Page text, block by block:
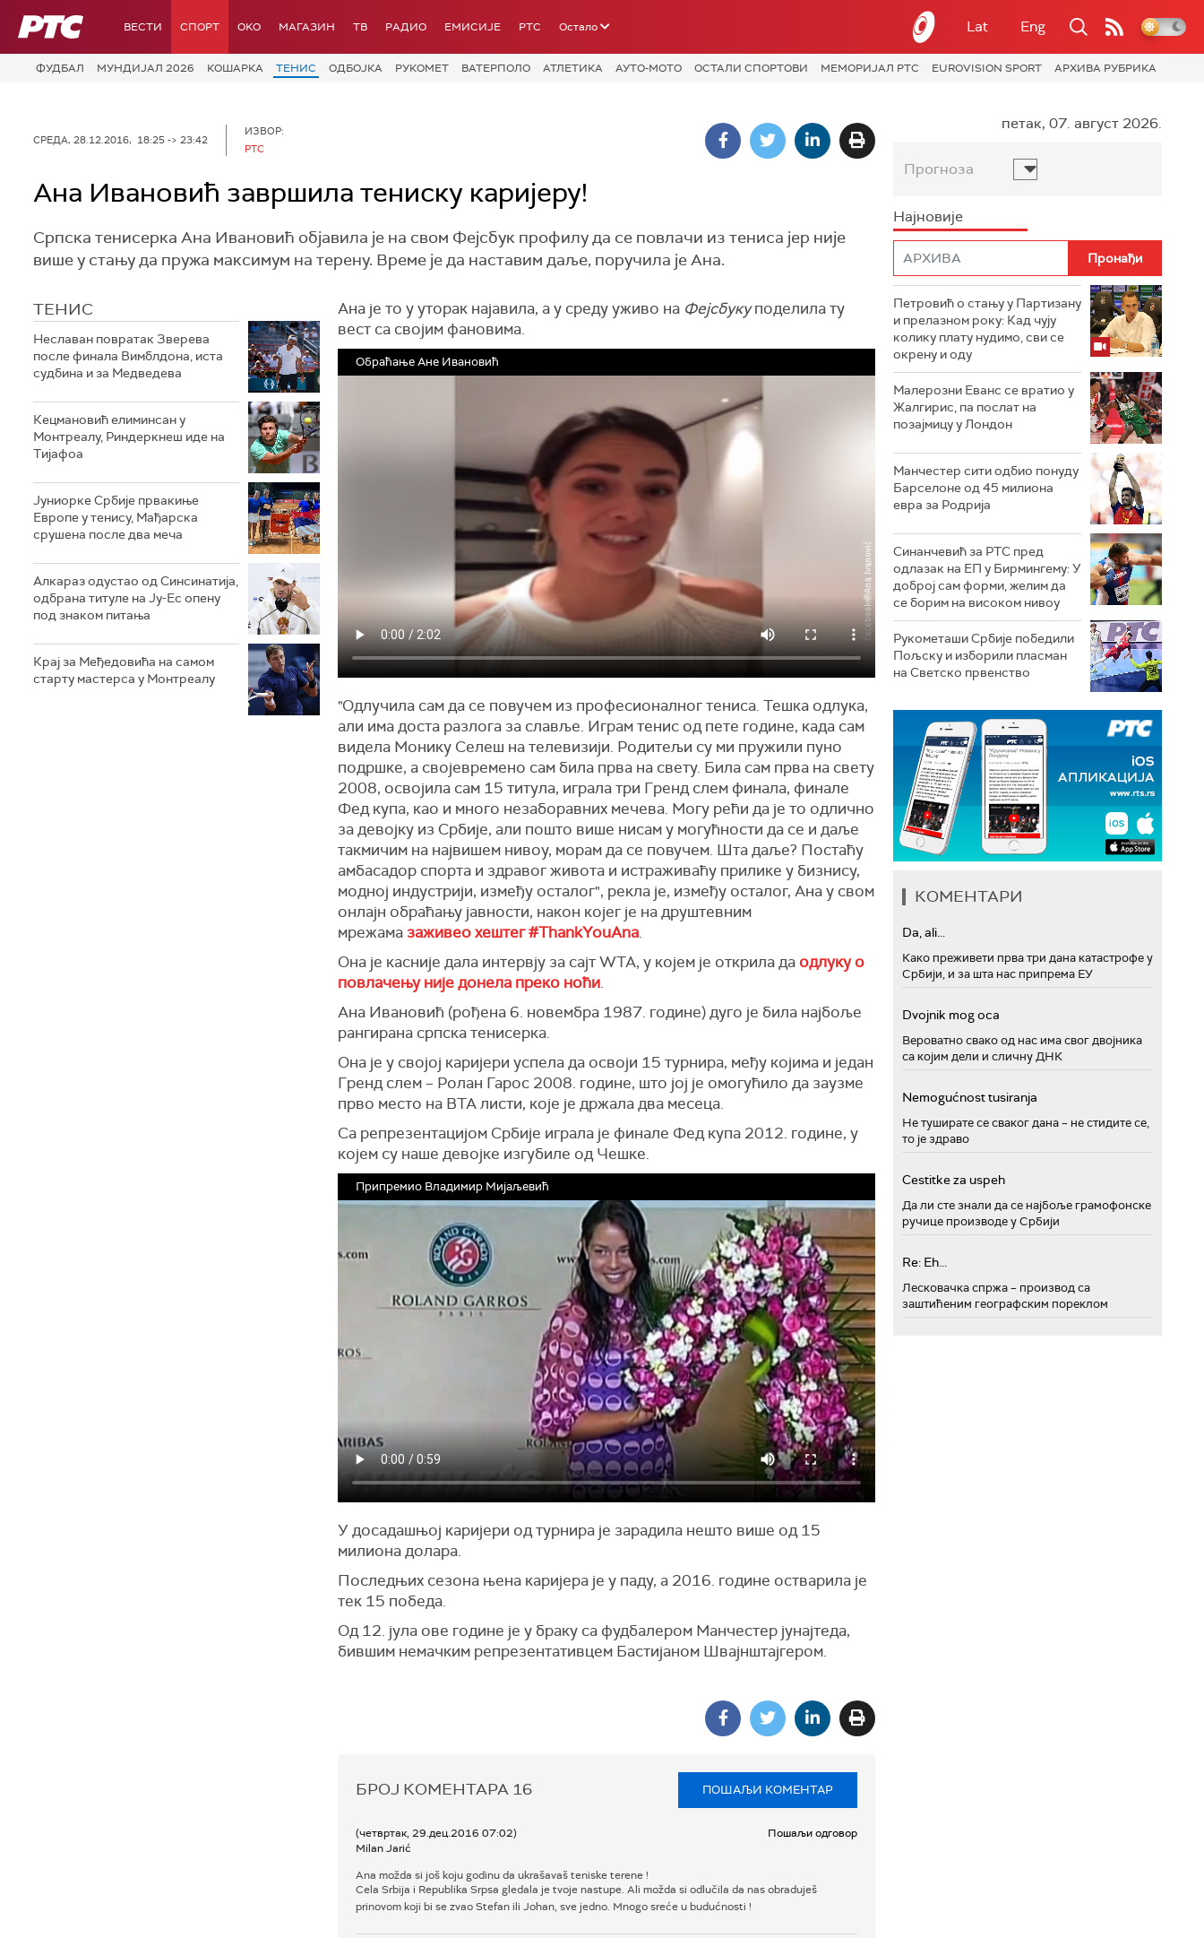
РТС ВЕСТИ СПОРТ OKO МАГАЗИН ТВ РАДИО ЕМИСИЈЕ РТС Остало Lat Eng
ФУДБАЛ МУНДИЈАЛ 2026 КОШАРКА ТЕНИС ОДБОЈКА РУКОМЕТ ВАТЕРПОЛО АТЛЕТИКА АУТО-МОТО ОСТАЛИ СПОРТОВИ МЕМОРИЈАЛ РТС EUROVISION SPORT АРХИВА РУБРИКА
СРЕДА, 28.12.2016, 18:25 -> 23:42
ИЗВОР:
РТС
Ана Ивановић завршила тениску каријеру!
Српска тенисерка Ана Ивановић објавила је на свом Фејсбук профилу да се повлачи из тениса јер није
више у стању да пружа максимум на терену. Време је да наставим даље, поручила је Ана.
ТЕНИС
Неславан повратак Зверева
после финала Вимблдона, иста
судбина и за Медведева
Кецмановић елиминсан у
Монтреалу, Риндеркнеш иде на
Тијафоа
Јуниорке Србије првакиње
Европе у тенису, Мађарска
срушена после два меча
Алкараз одустао од Синсинатија,
одбрана титуле на Ју-Ес опену
под знаком питања
Крај за Међедовића на самом
старту мастерса у Монтреалу
Ана је то у уторак најавила, а у среду уживо на Фејсбукуподелила ту
вест са својим фановима.
Обраћање Ане Ивановић
"Одлучила сам да се повучем из професионалног тениса. Тешка одлука,
али има доста разлога за славље. Играм тенис од пете године, када сам
видела Монику Селеш на телевизији. Родитељи су ми пружили пуно
подршке, а својевремено сам била прва на свету. Била сам прва на свету
2008, освојила сам 15 титула, играла три Гренд слем финала, финале
Фед купа, као и много незаборавних мечева. Могу рећи да је то одлично
за девојку из Србије, али пошто више нисам у могућности да се и даље
такмичим на највишем нивоу, морам да се повучем. Шта даље? Постаћу
амбасадор спорта и здравог живота и истраживаћу прилике у бизнису,
модној индустрији, између осталог", рекла је, између осталог, Ана у свом
онлајн обраћању јавности, након којег је на друштевним
мрежама заживео хештег #ThankYouAna.
Она је касније дала интервју за сајт WTA, у којем је открила да одлуку о
повлачењу није донела преко ноћи.
Ана Ивановић (рођена 6. новембра 1987. године) дуго је била најбоље
рангирана српска тенисерка.
Она је у својој каријери успела да освоји 15 турнира, међу којима и један
Гренд слем – Ролан Гарос 2008. године, што јој је омогућило да заузме
прво место на ВТА листи, које је држала два месеца.
Са репрезентацијом Србије играла је финале Фед купа 2012. године, у
којем су наше девојке изгубиле од Чешке.
Припремио Владимир Мијаљевић
У досадашњој каријери од турнира је зарадила нешто више од 15
милиона долара.
Последњих сезона њена каријера је у паду, а 2016. године остварила је
тек 15 победа.
Од 12. јула ове године је у браку са фудбалером Манчестер јунајтеда,
бившим немачким репрезентативцем Бастијаном Швајнштајгером.
БРОЈ КОМЕНТАРА 16 ПОШАЉИ КОМЕНТАР
(четвртак, 29.дец.2016 07:02)
Milan Jarić
Пошаљи одговор
Ana možda si još koju godinu da ukrašavaš teniske terene !
Cela Srbija i Republika Srpsa gledala je tvoje nastupe. Ali možda si odlučila da nas obraduješ
prinovom koji bi se zvao Stefan ili Johan, sve jedno. Mnogo sreće u budućnosti !
петак, 07. август 2026.
Прогноза
Најновије
Петровић о стању у Партизану
и прелазном року: Кад чују
колику плату нудимо, сви се
окрену и оду
Малерозни Еванс се вратио у
Жалгирис, па послат на
позајмицу у Лондон
Манчестер сити одбио понуду
Барселоне од 45 милиона
евра за Родрија
Синанчевић за РТС пред
одлазак на ЕП у Бирмингему: У
доброј сам форми, желим да
се борим на високом нивоу
Рукометаши Србије победили
Пољску и изборили пласман
на Светско првенство
КОМЕНТАРИ
Da, ali...
Како преживети прва три дана катастрофе у
Србији, и за шта нас припрема ЕУ
Dvojnik mog oca
Вероватно свако од нас има свог двојника
са којим дели и сличну ДНК
Nemogućnost tusiranja
Не туширате се сваког дана – не стидите се,
то је здраво
Cestitke za uspeh
Да ли сте знали да се најбоље грамофонске
ручице производе у Србији
Re: Eh...
Лесковачка спржа – производ са
заштићеним географским пореклом